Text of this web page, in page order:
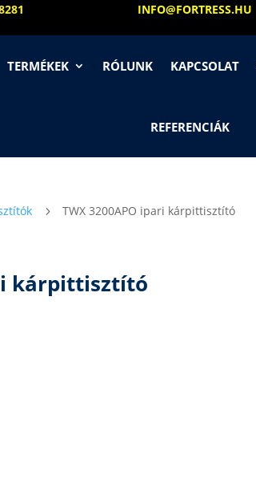
INFO@FORTRESS.HU
TERMÉKEK RÓLUNK KAPCSOLAT
REFERENCIÁK
5 TWX 3200APO ipari kárpittisztító
kárpittisztító